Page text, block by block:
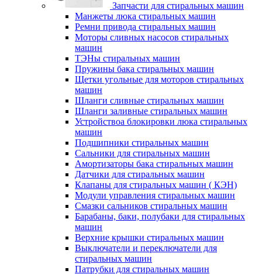
Запчасти для стиральных машин
Манжеты люка стиральных машин
Ремни привода стиральных машин
Моторы сливных насосов стиральных
машин
ТЭНы стиральных машин
Пружины бака стиральных машин
Щетки угольные для моторов стиральных
машин
Шланги сливные стиральных машин
Шланги заливные стиральных машин
Устройствоа блокировки люка стиральных
машин
Подшипники стиральных машин
Сальники для стиральных машин
Амортизаторы бака стиральных машин
Датчики для стиральных машин
Клапаны для стиральных машин ( КЭН)
Модули управления стиральных машин
Смазки сальников стиральных машин
Барабаны, баки, полубаки для стиральных
машин
Верхние крышки стиральных машин
Выключатели и переключатели для
стиральных машин
Патрубки для стиральных машин